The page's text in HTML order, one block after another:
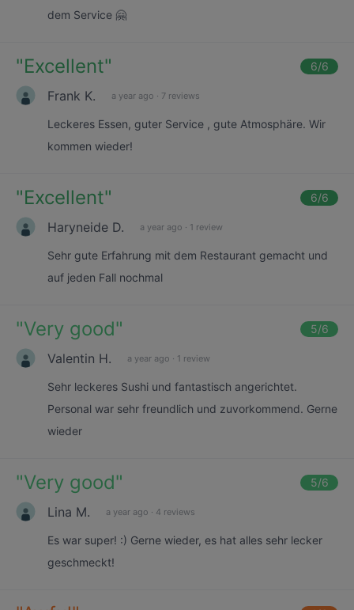
dem Service 🤗
"Excellent" 6/6
Frank K. a year ago · 7 reviews
Leckeres Essen, guter Service , gute Atmosphäre. Wir
kommen wieder!
"Excellent" 6/6
Haryneide D. a year ago · 1 review
Sehr gute Erfahrung mit dem Restaurant gemacht und
auf jeden Fall nochmal
"Very good" 5/6
Valentin H. a year ago · 1 review
Sehr leckeres Sushi und fantastisch angerichtet.
Personal war sehr freundlich und zuvorkommend. Gerne
wieder
"Very good" 5/6
Lina M. a year ago · 4 reviews
Es war super! :) Gerne wieder, es hat alles sehr lecker
geschmeckt!